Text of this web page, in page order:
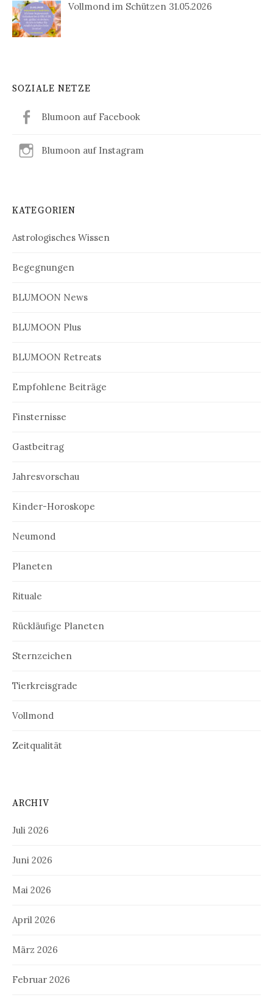
Vollmond im Schützen 31.05.2026
SOZIALE NETZE
Blumoon auf Facebook
Blumoon auf Instagram
KATEGORIEN
Astrologisches Wissen
Begegnungen
BLUMOON News
BLUMOON Plus
BLUMOON Retreats
Empfohlene Beiträge
Finsternisse
Gastbeitrag
Jahresvorschau
Kinder-Horoskope
Neumond
Planeten
Rituale
Rückläufige Planeten
Sternzeichen
Tierkreisgrade
Vollmond
Zeitqualität
ARCHIV
Juli 2026
Juni 2026
Mai 2026
April 2026
März 2026
Februar 2026